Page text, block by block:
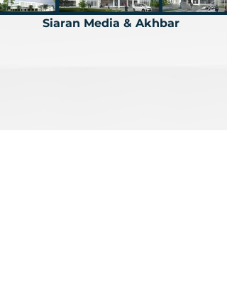
Siaran Media & Akhbar